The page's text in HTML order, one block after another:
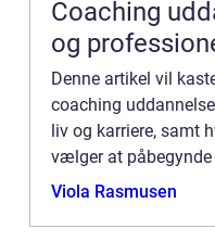
Coaching
og
Denne artikel vil
coaching
liv og karriere, samt
vælger at påbegynde
hvor konstant
Viola Rasmusen